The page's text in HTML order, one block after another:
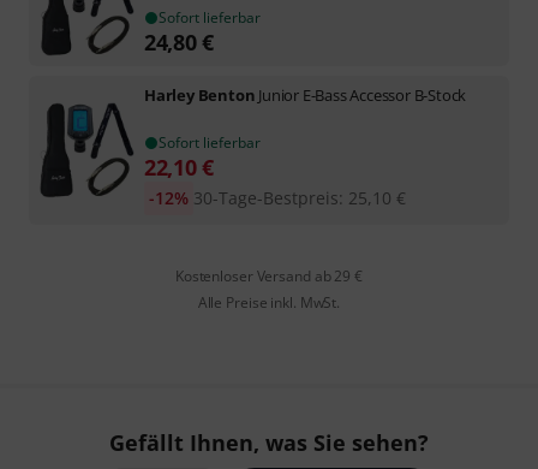
Sofort lieferbar
24,80€
Harley Benton Junior E-Bass Accessor B-Stock
Sofort lieferbar
22,10€
30-Tage-Bestpreis: 25,10 €
-12%
Kostenloser Versand ab 29 €
Alle Preise inkl. MwSt.
Gefällt Ihnen, was Sie sehen?